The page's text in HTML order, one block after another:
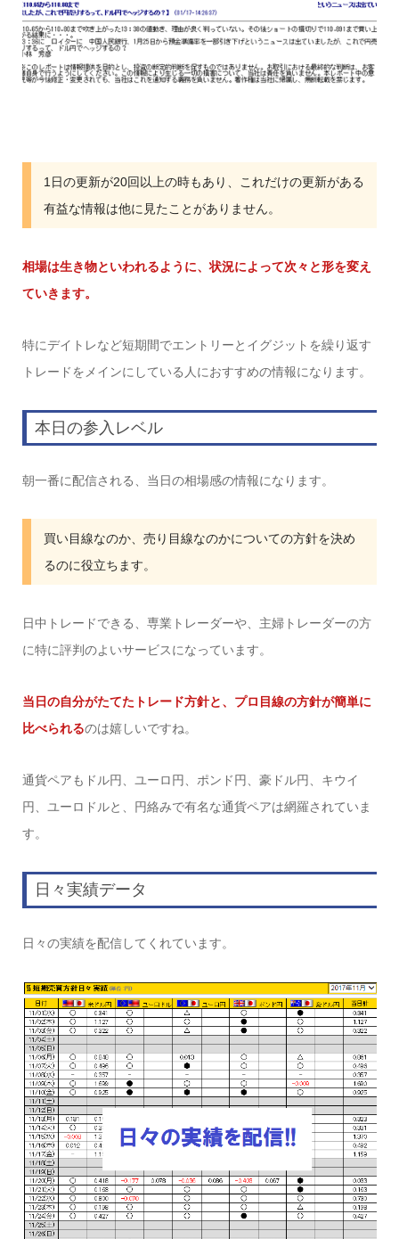
1日の更新が20回以上の時もあり、これだけの更新がある
有益な情報は他に見たことがありません。
相場は生き物といわれるように、状況によって次々と形を変え
ていきます。
特にデイトレなど短期間でエントリーとイグジットを繰り返す
トレードをメインにしている人におすすめの情報になります。
本日の参入レベル
朝一番に配信される、当日の相場感の情報になります。
買い目線なのか、売り目線なのかについての方針を決め
るのに役立ちます。
日中トレードできる、専業トレーダーや、主婦トレーダーの方
に特に評判のよいサービスになっています。
当日の自分がたてたトレード方針と、プロ目線の方針が簡単に
比べられるのは嬉しいですね。
通貨ペアもドル円、ユーロ円、ポンド円、豪ドル円、キウイ
円、ユーロドルと、円絡みで有名な通貨ペアは網羅されていま
す。
日々実績データ
日々の実績を配信してくれています。